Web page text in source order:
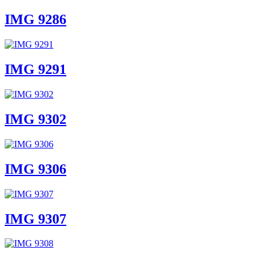
IMG 9286
IMG 9291
IMG 9302
IMG 9306
IMG 9307